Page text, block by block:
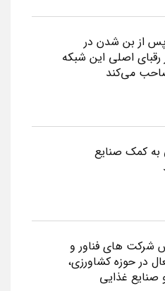
پس از بن شدن در
رقبای اصلی این شبکه
می‌کند
به کمک صنایع
شرکت های فناور و
در حوزه کشاورزی،
صنایع غذایی